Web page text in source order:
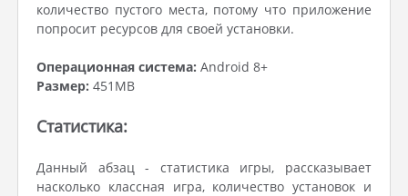
количество пустого места, потому что приложение
попросит ресурсов для своей установки.
Операционная система: Android 8+
Размер: 451MB
Статистика:
Данный абзац - статистика игры, рассказывает
насколько классная игра, количество установок и